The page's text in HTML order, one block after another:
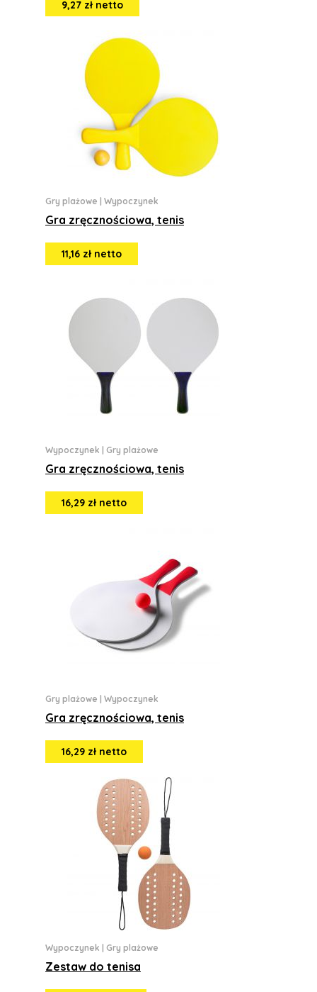
9,27 zł netto
Gry plażowe Wypoczynek
Gra zręcznościowa, tenis
11,16 zł netto
Wypoczynek Gry plażowe
Gra zręcznościowa, tenis
16,29 zł netto
Gry plażowe Wypoczynek
Gra zręcznościowa, tenis
16,29 zł netto
Wypoczynek Gry plażowe
Zestaw do tenisa